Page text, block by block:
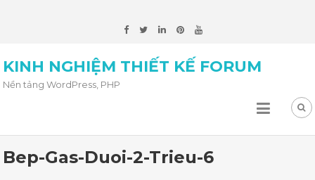
KINH NGHIỆM THIẾT KẾ FORUM
Nền tảng WordPress, PHP
Bep-Gas-Duoi-2-Trieu-6